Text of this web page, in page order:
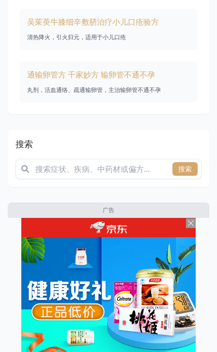
吴茱萸牛膝细辛敷脐治疗小儿口疮验方
清热降火，引火归元，适用于小儿口疮
通输卵管方 千家妙方 输卵管不通不孕
丸剂，活血通络、疏通输卵管，主治输卵管不通不孕
搜索
搜索
广告